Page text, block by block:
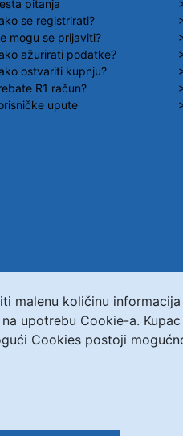
pitanja
se registrirati?
mogu se prijaviti?
ažurirati podatke?
ostvariti kupnju?
R1 račun?
upute
malenu količinu
upotrebu Cookie-a.
Cookies postoji